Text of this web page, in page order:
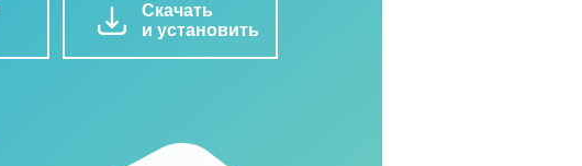
Скачать
и установить